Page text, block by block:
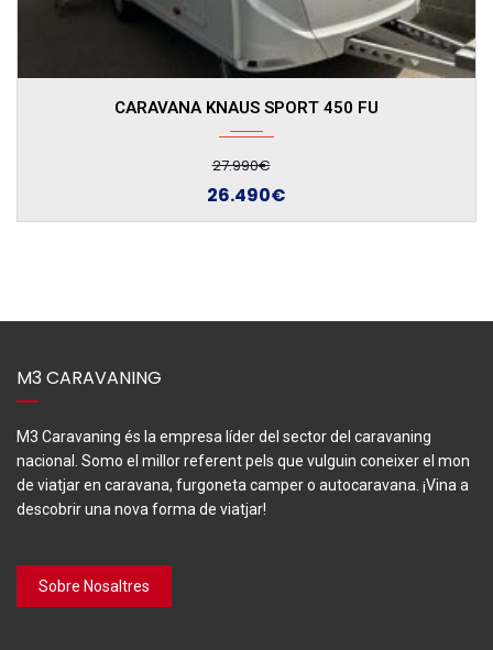
24.890€
M3 CARAVANING
M3 Caravaning és la empresa líder del sector del caravaning
nacional. Somo el millor referent pels que vulguin coneixer el mon
de viatjar en caravana, furgoneta camper o autocaravana. ¡Vina a
descobrir una nova forma de viatjar!
Sobre Nosaltres